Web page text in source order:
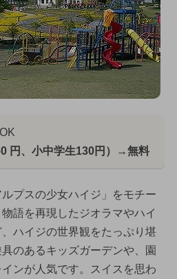
円、小中学生130円）→無料
プスの少女ハイジ」をモチー
語を再現したジオラマやハイ
ハイジの世界観をたっぷり堪
のあるキッズガーデンや、園
ンが人気です。スイスを思わ